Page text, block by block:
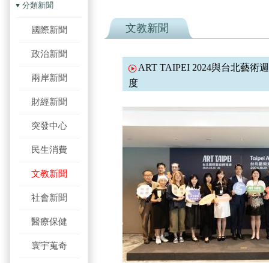
分類新聞
國際新聞
政治新聞
兩岸新聞
財經新聞
突發中心
民生消費
文教新聞
社會新聞
醫療保健
寰宇蒐奇
文教新聞
ART TAIPEI 2024與台北藝術
度